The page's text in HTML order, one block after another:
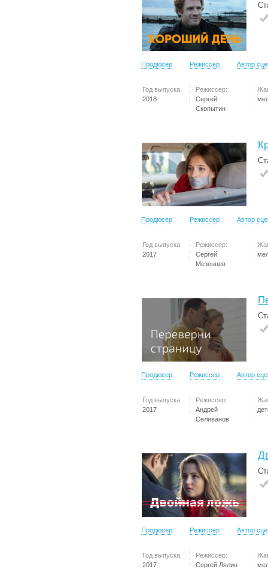
Продюсер Режиссер Автор
Год выпуска:
2018
Режиссер:
Сергей
Скопытин
Продюсер Режиссер Автор
Год выпуска:
2017
Режиссер:
Сергей
Мезенцев
Продюсер Режиссер Автор
Год выпуска:
2017
Режиссер:
Андрей
Селиванов
Продюсер Режиссер Автор
Год выпуска:
2017
Режиссер:
Сергей Лялин